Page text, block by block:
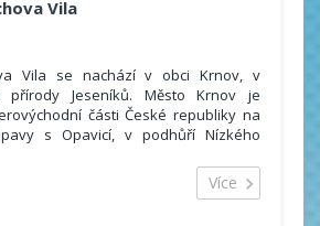
Vila
Vila se nachází v obci Krnov, v
přírody Jeseníků. Město Krnov je
části České republiky na
s Opavicí, v podhůří Nízkého
jak pro ty, kteří preferují
Více